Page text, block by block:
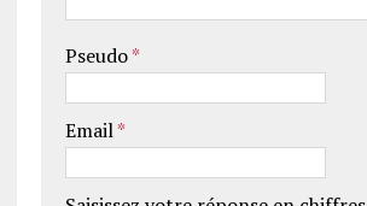
Pseudo*
Email*